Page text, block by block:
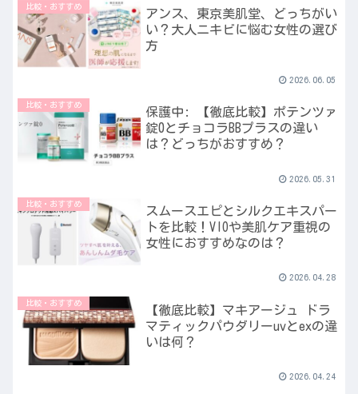
比較・おすすめ
アンス、東京美肌堂、どっちがい
い？大人ニキビに悩む女性の選び
方
2026.06.05
比較・おすすめ
保護中: 【徹底比較】ポテンツァ
錠0とチョコラBBプラスの違い
は？どっちがおすすめ？
2026.05.31
比較・おすすめ
スムースエピとシルクエキスパー
トを比較！VIOや美肌ケア重視の
女性におすすめなのは？
2026.04.28
比較・おすすめ
【徹底比較】マキアージュ ドラ
マティックパウダリーuvとexの違
いは何？
2026.04.24